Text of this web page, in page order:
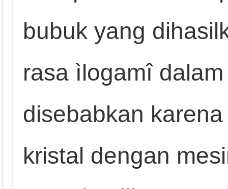
bubuk yang
rasa ìlogamî
disebabkan
kristal dengan